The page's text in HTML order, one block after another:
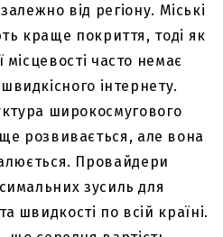
від регіону. Міські
краще покриття, тоді як
місцевості часто немає
інтернету.
широкосмугового
ще розвивається, але вона
Провайдери
зусиль для
швидкості по всій країні.